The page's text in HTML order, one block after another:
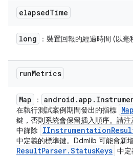
elapsedTime
long ：裝置回報的經過時間 (以毫
runMetrics
Map ： android .app .
在執行測試案例期間發出的指標 Map
鍵，否則系統會保留插入順序。請
中篩除
IInstrumentation
中定義的標準鍵。Ddmlib 可能會新
ResultParser.StatusKeys 中定